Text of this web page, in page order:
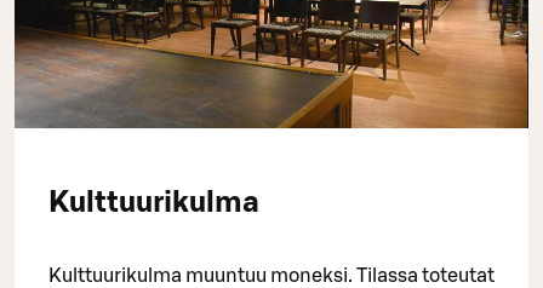
Kulttuurikulma
Kulttuurikulma muuntuu moneksi. Tilassa toteutat